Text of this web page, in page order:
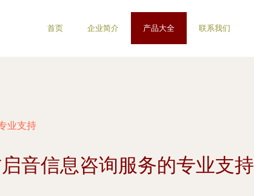
首页 企业简介 产品大全 联系我们
业支持
音信息咨询服务的专业支持